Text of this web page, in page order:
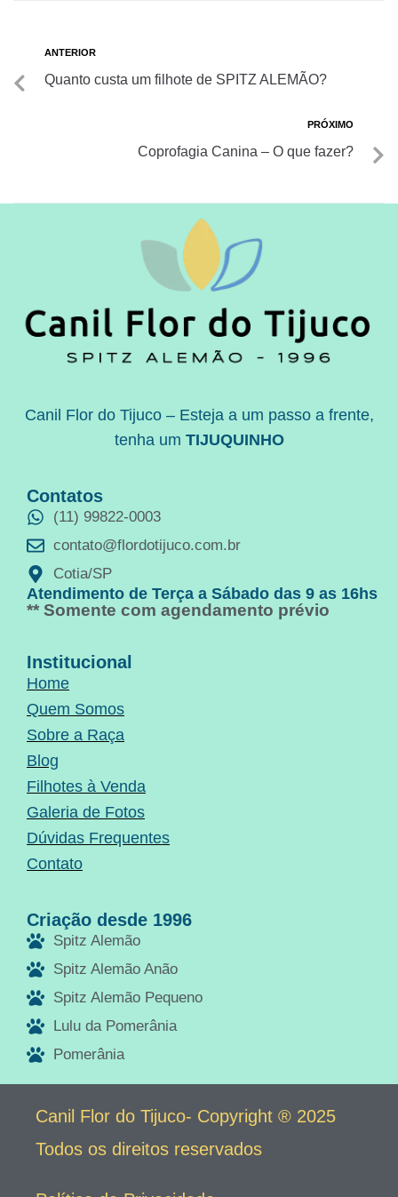
ANTERIOR
Quanto custa um filhote de SPITZ ALEMÃO?
PRÓXIMO
Coprofagia Canina – O que fazer?
Canil Flor do Tijuco – Esteja a um passo a frente,
tenha um TIJUQUINHO
Contatos
(11) 99822-0003
contato@flordotijuco.com.br
Cotia/SP
Atendimento de Terça a Sábado das 9 as 16hs
** Somente com agendamento prévio
Institucional
Home
Quem Somos
Sobre a Raça
Blog
Filhotes à Venda
Galeria de Fotos
Dúvidas Frequentes
Contato
Criação desde 1996
Spitz Alemão
Spitz Alemão Anão
Spitz Alemão Pequeno
Lulu da Pomerânia
Pomerânia
Canil Flor do Tijuco- Copyright ® 2025
Todos os direitos reservados